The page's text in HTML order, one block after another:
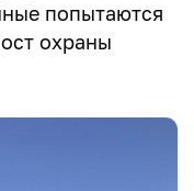
попытаются
охраны